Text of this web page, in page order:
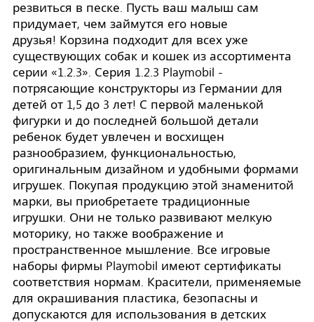
резвиться в песке. Пусть ваш малыш сам
придумает, чем займутся его новые
друзья! Корзина подходит для всех уже
существующих собак и кошек из ассортимента
серии «1.2.3». Серия 1.2.3 Playmobil -
потрясающие конструкторы из Германии для
детей от 1,5 до 3 лет! С первой маленькой
фигурки и до последней большой детали
ребенок будет увлечен и восхищен
разнообразием, функциональностью,
оригинальным дизайном и удобными формами
игрушек. Покупая продукцию этой знаменитой
марки, вы приобретаете традиционные
игрушки. Они не только развивают мелкую
моторику, но также воображение и
пространственное мышление. Все игровые
наборы фирмы Playmobil имеют сертификаты
соответствия нормам. Красители, применяемые
для окрашивания пластика, безопасны и
допускаются для использования в детских